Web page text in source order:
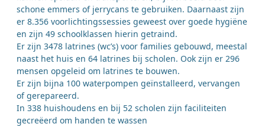
schone emmers of jerrycans te gebruiken. Daarnaast zijn
er 8.356 voorlichtingssessies geweest over goede hygiëne
en zijn 49 schoolklassen hierin getraind.
Er zijn 3478 latrines (wc’s) voor families gebouwd, meestal
naast het huis en 64 latrines bij scholen. Ook zijn er 296
mensen opgeleid om latrines te bouwen.
Er zijn bijna 100 waterpompen geïnstalleerd, vervangen
of gerepareerd.
In 338 huishoudens en bij 52 scholen zijn faciliteiten
gecreëerd om handen te wassen